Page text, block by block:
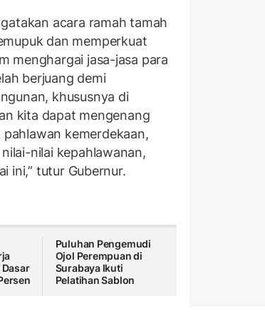
acara ramah tamah
dan memperkuat
menghargai jasa-jasa para
berjuang demi
khususnya di
kita dapat mengenang
kemerdekaan,
nilai kepahlawanan,
ini,” tutur Gubernur.
Puluhan Pengemudi
Ojol Perempuan di
Surabaya Ikuti
Pelatihan Sablon